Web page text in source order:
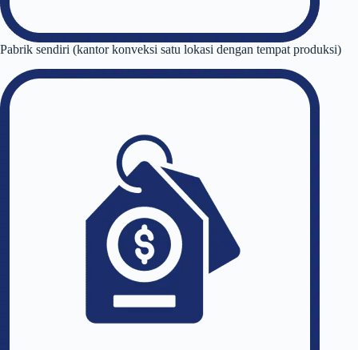
Pabrik sendiri (kantor konveksi satu lokasi dengan tempat produksi)